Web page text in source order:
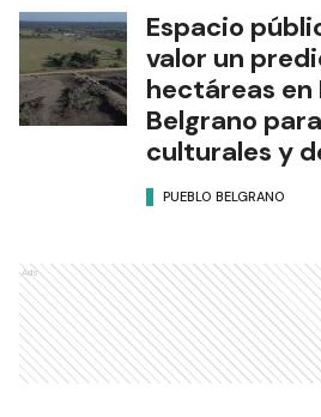
Espacio
valor un
hectáreas en
Belgrano
culturales y
PUEBLO BELGRANO
Ads